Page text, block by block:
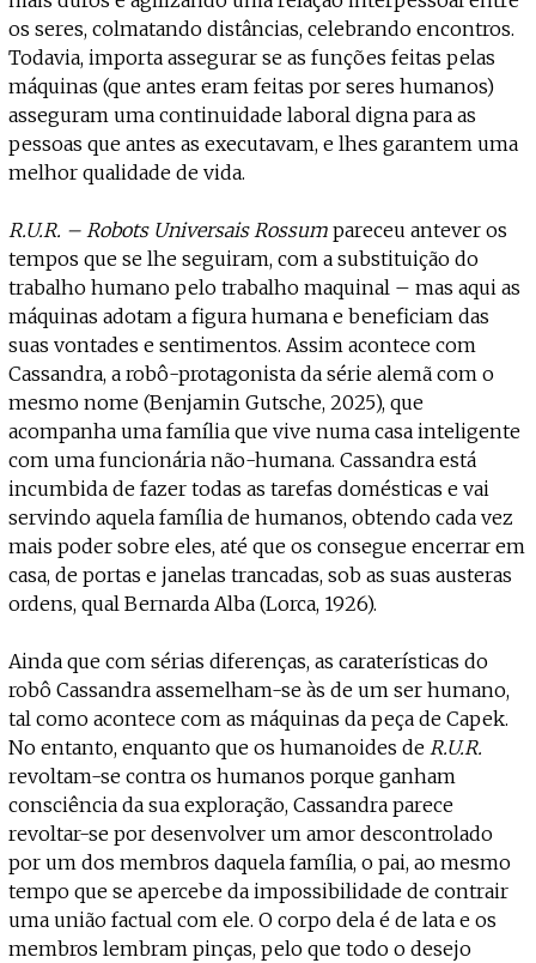
os seres, colmatando distâncias, celebrando encontros.
Todavia, importa assegurar se as funções feitas pelas
máquinas (que antes eram feitas por seres humanos)
asseguram uma continuidade laboral digna para as
pessoas que antes as executavam, e lhes garantem uma
melhor qualidade de vida.
R.U.R. – Robots Universais Rossum pareceu antever os
tempos que se lhe seguiram, com a substituição do
trabalho humano pelo trabalho maquinal – mas aqui as
máquinas adotam a figura humana e beneficiam das
suas vontades e sentimentos. Assim acontece com
Cassandra, a robô-protagonista da série alemã com o
mesmo nome (Benjamin Gutsche, 2025), que
acompanha uma família que vive numa casa inteligente
com uma funcionária não-humana. Cassandra está
incumbida de fazer todas as tarefas domésticas e vai
servindo aquela família de humanos, obtendo cada vez
mais poder sobre eles, até que os consegue encerrar em
casa, de portas e janelas trancadas, sob as suas austeras
ordens, qual Bernarda Alba (Lorca, 1926).
Ainda que com sérias diferenças, as caraterísticas do
robô Cassandra assemelham-se às de um ser humano,
tal como acontece com as máquinas da peça de Capek.
No entanto, enquanto que os humanoides de R.U.R.
revoltam-se contra os humanos porque ganham
consciência da sua exploração, Cassandra parece
revoltar-se por desenvolver um amor descontrolado
por um dos membros daquela família, o pai, ao mesmo
tempo que se apercebe da impossibilidade de contrair
uma união factual com ele. O corpo dela é de lata e os
membros lembram pinças, pelo que todo o desejo